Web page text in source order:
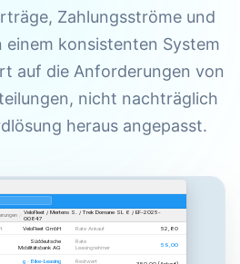
Zahlungsströme und
konsistenten System
auf die Anforderungen von
nicht nachträglich
heraus angepasst.